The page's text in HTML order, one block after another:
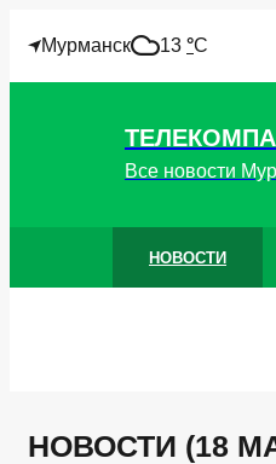
Мурманск!13 °C
Все новости
НОВОСТИ
НОВОСТИ (18